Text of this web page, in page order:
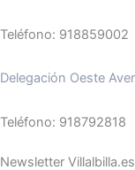
Teléfono: 918859002
Delegación Oeste
Teléfono: 918792818
Newsletter Villalbilla.es